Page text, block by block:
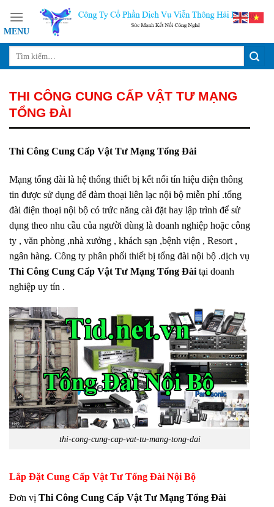
content
THI CÔNG CUNG CẤP VẬT TƯ MẠNG
TỔNG ĐÀI
Thi Công Cung Cấp Vật Tư Mạng Tổng Đài
Mạng tổng đài là hệ thống thiết bị kết nối tín hiệu điện thông
tin được sử dụng để đàm thoại liên lạc nội bộ miễn phí .tổng
đài điện thoại nội bộ có trức năng cài đặt hay lập trình để sử
dụng theo nhu cầu của người dùng là doanh nghiệp hoặc công
ty , văn phòng ,nhà xưởng , khách sạn ,bệnh viện , Resort ,
ngân hàng. Công ty phân phối thiết bị tổng đài nội bộ .dịch vụ
Thi Công Cung Cấp Vật Tư Mạng Tổng Đài tại doanh
nghiệp uy tín .
thi-cong-cung-cap-vat-tu-mang-tong-dai
Lắp Đặt Cung Cấp Vật Tư Tổng Đài Nội Bộ
Đơn vị Thi Công Cung Cấp Vật Tư Mạng Tổng Đài